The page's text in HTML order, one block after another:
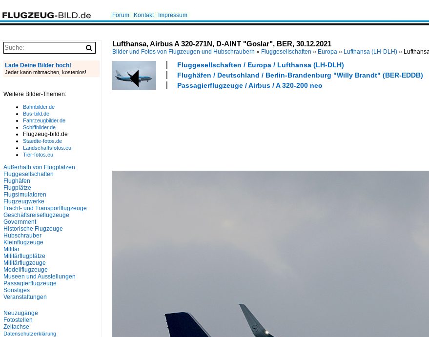
Forum Kontakt Impressum
Lufthansa, Airbus A 320-271N, D-AINT "Goslar", BER, 30.12.2021
Bilder und Fotos von Flugzeugen und Hubschraubern » Fluggesellschaften » Europa » Lufthansa (LH-DLH) »
Fluggesellschaften / Europa / Lufthansa (LH-DLH)
Flughäfen / Deutschland / Berlin-Brandenburg "Willy Brandt" (BER-EDDB)
Passagierflugzeuge / Airbus / A 320-200 neo
Lade Deine Bilder hoch!
Jeder kann mitmachen, kostenlos!
Weitere Bilder-Themen:
Bahnbilder.de
Bus-bild.de
Fahrzeugbilder.de
Schiffbilder.de
Flugzeug-bild.de
Staedte-fotos.de
Landschaftsfotos.eu
Tier-fotos.eu
Außerhalb von Flugplätzen
Fluggesellschaften
Flughäfen
Flugplätze
Flugsimulatoren
Flugzeugwerke
Fracht- und Transportflugzeuge
Geschäftsreiseflugzeuge
Government
Historische Flugzeuge
Hubschrauber
Kleinflugzeuge
Militär
Militärflugplätze
Militärflugzeuge
Modellflugzeuge
Museen und Ausstellungen
Passagierflugzeuge
Sonstiges
Veranstaltungen
Neuzugänge
Fotostellen
Zeitachse
Datenschutzerklärung